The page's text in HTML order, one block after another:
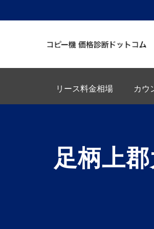
リース料金相場 カウ
足柄上